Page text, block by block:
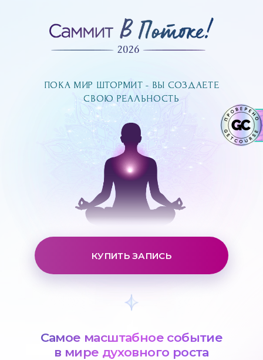
ПОКА МИР ШТОРМИТ - ВЫ СОЗДАЕТЕ
СВОЮ РЕАЛЬНОСТЬ
ПОКА МИР ШТОРМИТ - ВЫ СОЗДАЕТЕ
СВОЮ РЕАЛЬНОСТЬ
Самое масштабное событие
в мире духовного роста
КУПИТЬ ЗАПИСЬ